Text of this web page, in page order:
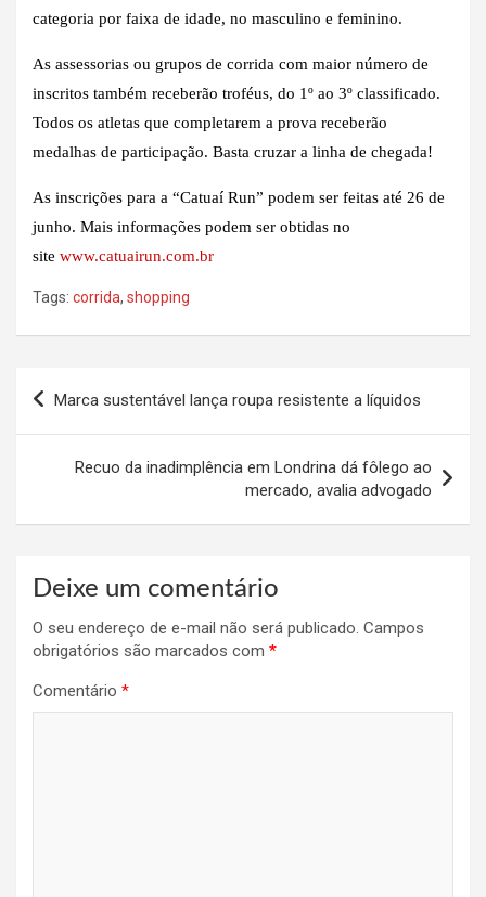
categoria por faixa de idade, no masculino e feminino.
As assessorias ou grupos de corrida com maior número de
inscritos também receberão troféus, do 1º ao 3º classificado.
Todos os atletas que completarem a prova receberão
medalhas de participação. Basta cruzar a linha de chegada!
As inscrições para a “Catuaí Run” podem ser feitas até 26 de
junho. Mais informações podem ser obtidas no
site www.catuairun.com.br
Tags: corrida, shopping
Marca sustentável lança roupa resistente a líquidos
Recuo da inadimplência em Londrina dá fôlego ao
mercado, avalia advogado
Deixe um comentário
O seu endereço de e-mail não será publicado. Campos
obrigatórios são marcados com *
Comentário *